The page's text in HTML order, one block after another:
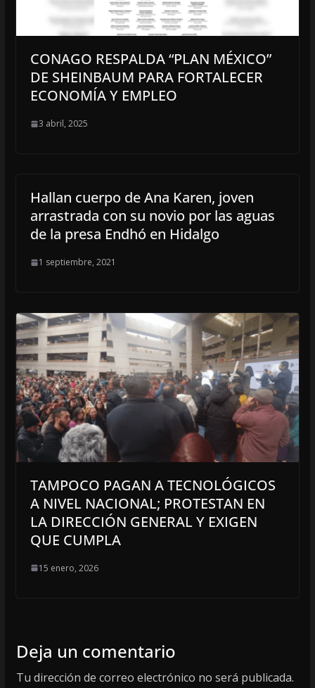
CONAGO RESPALDA “PLAN MÉXICO”
DE SHEINBAUM PARA FORTALECER
ECONOMÍA Y EMPLEO
3 abril, 2025
Hallan cuerpo de Ana Karen, joven
arrastrada con su novio por las aguas
de la presa Endhó en Hidalgo
1 septiembre, 2021
TAMPOCO PAGAN A TECNOLÓGICOS
A NIVEL NACIONAL; PROTESTAN EN
LA DIRECCIÓN GENERAL Y EXIGEN
QUE CUMPLA
15 enero, 2026
Deja un comentario
Tu dirección de correo electrónico no será publicada.